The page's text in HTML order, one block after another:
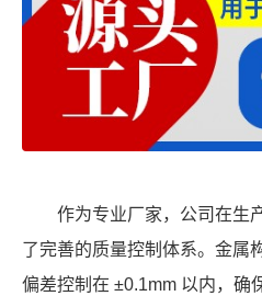
作为专业厂家，公司在生
了完善的质量控制体系。金属
偏差控制在 ±0.1mm 以内，确